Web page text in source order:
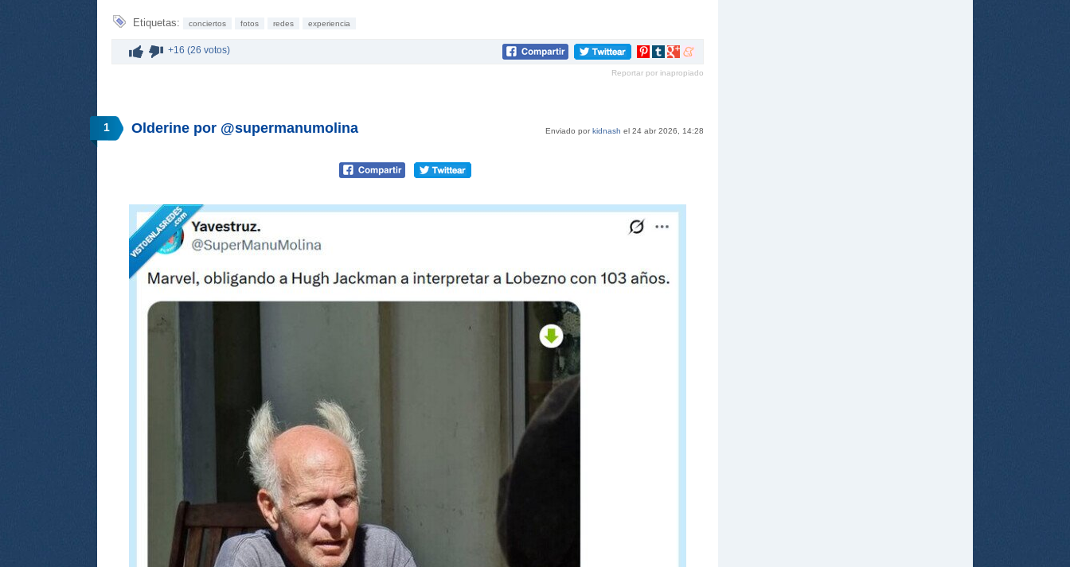
Etiquetas: conciertos fotos redes experiencia
+16 (26 votos)
Compartir
Pinterest
Compartir
tumblr
Compartir
Google+
Compartir
meneame
Reportar por inapropiado
1 Enviado porkidnash el 24 abr 2026, 14:28
Olderine por @supermanumolina